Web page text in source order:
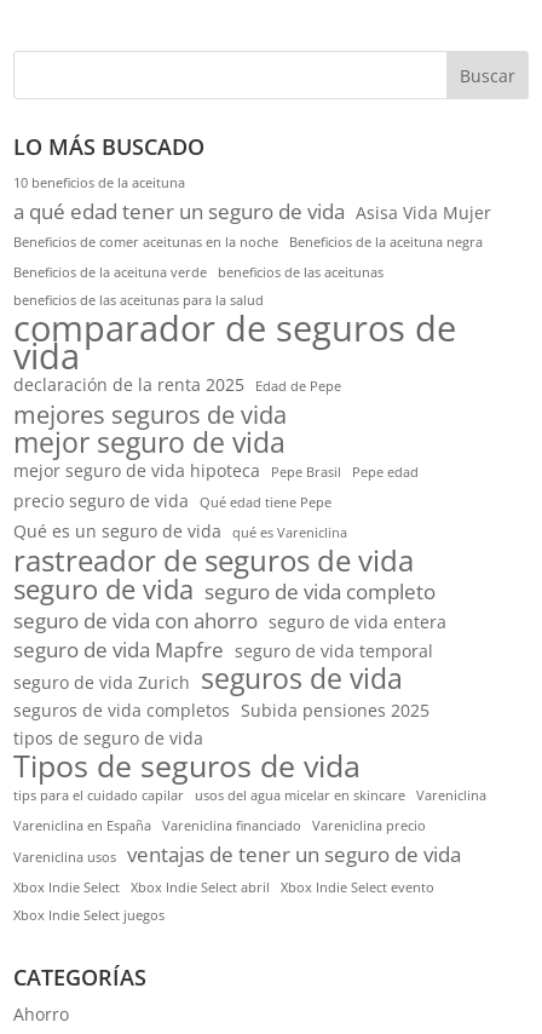
Buscar
LO MÁS BUSCADO
10 beneficios de la aceituna
a qué edad tener un seguro de vida Asisa Vida Mujer
Beneficios de comer aceitunas en la noche
Beneficios de la aceituna negra
Beneficios de la aceituna verde
beneficios de las aceitunas
beneficios de las aceitunas para la salud
comparador de seguros de
vida
declaración de la renta 2025 Edad de Pepe
mejores seguros de vida
mejor seguro de vida
mejor seguro de vida hipoteca Pepe Brasil Pepe edad
precio seguro de vida Qué edad tiene Pepe
Qué es un seguro de vida qué es Vareniclina
rastreador de seguros de vida
seguro de vida seguro de vida completo
seguro de vida con ahorro seguro de vida entera
seguro de vida Mapfre seguro de vida temporal
seguro de vida Zurich seguros de vida
seguros de vida completos Subida pensiones 2025
tipos de seguro de vida
Tipos de seguros de vida
tips para el cuidado capilar usos del agua micelar en skincare
Vareniclina
Vareniclina en España
Vareniclina financiado
Vareniclina precio
Vareniclina usos
ventajas de tener un seguro de vida
Xbox Indie Select Xbox Indie Select abril
Xbox Indie Select evento
Xbox Indie Select juegos
CATEGORÍAS
Ahorro